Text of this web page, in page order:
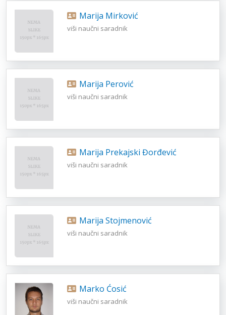
Marija Mirković
viši naučni saradnik
Marija Perović
viši naučni saradnik
Marija Prekajski Đorđević
viši naučni saradnik
Marija Stojmenović
viši naučni saradnik
Marko Ćosić
viši naučni saradnik